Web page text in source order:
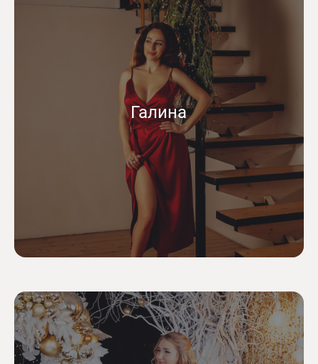
Галина